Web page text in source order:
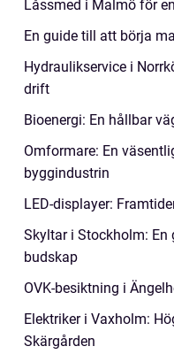
Låssmed i Malmö för
En guide till att börja
Hydraulikservice i
drift
Bioenergi: En hållbar
Omformare: En
byggindustrin
LED-displayer:
Skyltar i Stockholm:
budskap
OVK-besiktning i
Elektriker i Vaxholm:
Skärgården